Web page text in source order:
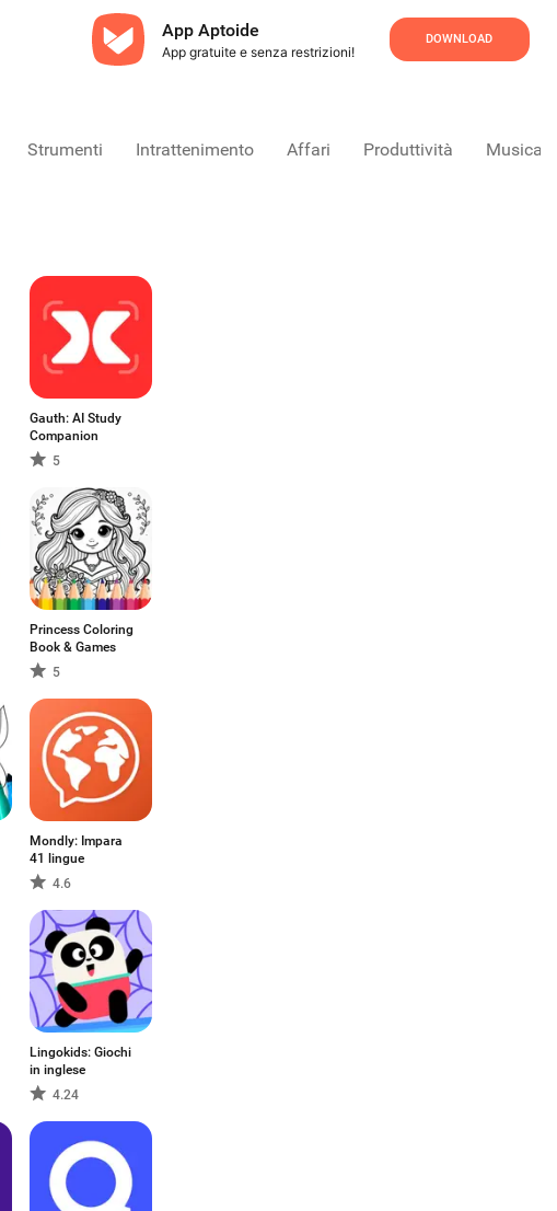
App Aptoide
App gratuite e senza restrizioni!
DOWNLOAD
Strumenti Intrattenimento Affari Produttività Musica
Gauth: AI Study
Companion
5
Princess Coloring
Book & Games
5
Mondly: Impara
41 lingue
4.6
Lingokids: Giochi
in inglese
4.24